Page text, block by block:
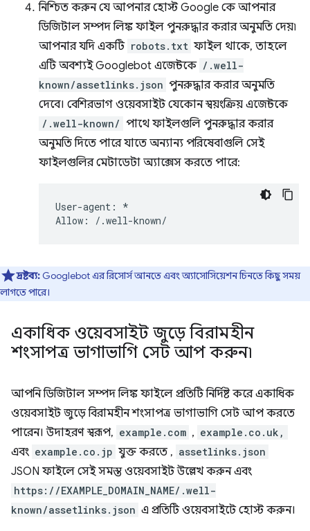
নিশ্চিত করুন যে আপনার হোস্ট Google কে আপনার
ডিজিটাল সম্পদ লিঙ্ক ফাইল পুনরুদ্ধার করার অনুমতি দেয়৷
আপনার যদি একটি robots.txt ফাইল থাকে, তাহলে
এটি অবশ্যই Googlebot এজেন্টকে /.well-
known/assetlinks.json পুনরুদ্ধার করার অনুমতি
দেবে। বেশিরভাগ ওয়েবসাইট যেকোন স্বয়ংক্রিয় এজেন্টকে
/.well-known/ পাথে ফাইলগুলি পুনরুদ্ধার করার
অনুমতি দিতে পারে যাতে অন্যান্য পরিষেবাগুলি সেই
ফাইলগুলির মেটাডেটা অ্যাক্সেস করতে পারে:
User-agent: *
দ্রষ্টব্য: Googlebot এর রিসোর্স আনতে এবং অ্যাসোসিয়েশন চিনতে কিছু সময়
লাগতে পারে।
একাধিক ওয়েবসাইট জুড়ে বিরামহীন
শংসাপত্র ভাগাভাগি সেট আপ করুন৷
আপনি ডিজিটাল সম্পদ লিঙ্ক ফাইলে প্রতিটি নির্দিষ্ট করে একাধিক
ওয়েবসাইট জুড়ে বিরামহীন শংসাপত্র ভাগাভাগি সেট আপ করতে
পারেন। উদাহরণ স্বরূপ, example.com , example.co.uk,
এবং example.co.jp যুক্ত করতে , assetlinks.json
JSON ফাইলে সেই সমস্ত ওয়েবসাইট উল্লেখ করুন এবং
https://EXAMPLE_DOMAIN_NAME/.well-
known/assetlinks.json এ প্রতিটি ওয়েবসাইটে হোস্ট করুন।